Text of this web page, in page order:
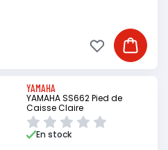
Ajouter
Ajouter à ma
YAMAHA
YAMAHA SS662 Pied de
Caisse Claire
En stock